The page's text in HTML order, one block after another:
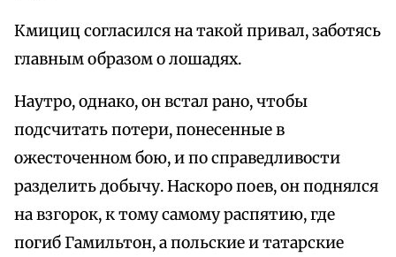
Кмициц согласился на такой привал, заботясь
главным образом о лошадях.
Наутро, однако, он встал рано, чтобы
подсчитать потери, понесенные в
ожесточенном бою, и по справедливости
разделить добычу. Наскоро поев, он поднялся
на взгорок, к тому самому распятию, где
погиб Гамильтон, а польские и татарские